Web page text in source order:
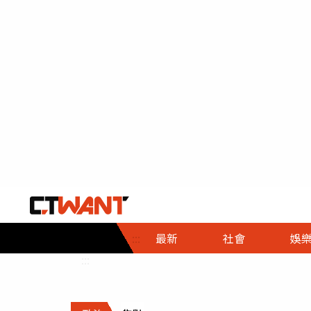
::: 最新 社會
社會首頁
時事
調查
娛樂
娛樂首頁
即時
財經首頁
熱線
政